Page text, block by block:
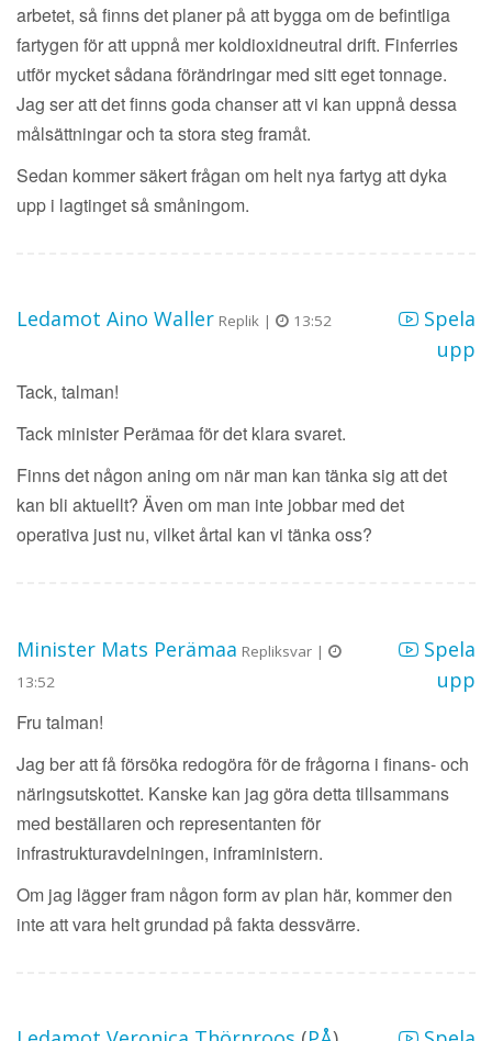
arbetet, så finns det planer på att bygga om de befintliga
fartygen för att uppnå mer koldioxidneutral drift. Finferries
utför mycket sådana förändringar med sitt eget tonnage.
Jag ser att det finns goda chanser att vi kan uppnå dessa
målsättningar och ta stora steg framåt.
Sedan kommer säkert frågan om helt nya fartyg att dyka
upp i lagtinget så småningom.
Ledamot Aino Waller Replik | 13:52
Spela
upp
Tack, talman!
Tack minister Perämaa för det klara svaret.
Finns det någon aning om när man kan tänka sig att det
kan bli aktuellt? Även om man inte jobbar med det
operativa just nu, vilket årtal kan vi tänka oss?
Minister Mats Perämaa Repliksvar |
13:52
Spela
upp
Fru talman!
Jag ber att få försöka redogöra för de frågorna i finans- och
näringsutskottet. Kanske kan jag göra detta tillsammans
med beställaren och representanten för
infrastrukturavdelningen, infraministern.
Om jag lägger fram någon form av plan här, kommer den
inte att vara helt grundad på fakta dessvärre.